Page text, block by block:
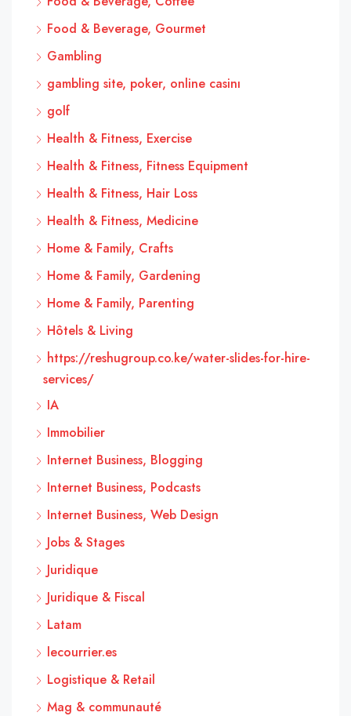
Food & Beverage, Gourmet
Gambling
gambling site, poker, online casinı
golf
Health & Fitness, Exercise
Health & Fitness, Fitness Equipment
Health & Fitness, Hair Loss
Health & Fitness, Medicine
Home & Family, Crafts
Home & Family, Gardening
Home & Family, Parenting
Hôtels & Living
https://reshugroup.co.ke/water-slides-for-hire-
services/
IA
Immobilier
Internet Business, Blogging
Internet Business, Podcasts
Internet Business, Web Design
Jobs & Stages
Juridique
Juridique & Fiscal
Latam
lecourrier.es
Logistique & Retail
Mag & communauté